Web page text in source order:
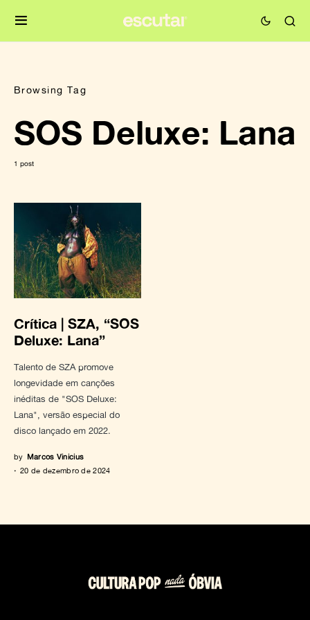
Browsing Tag
SOS Deluxe: Lana
1 post
Crítica | SZA, “SOS
Deluxe: Lana”
Talento de SZA promove
longevidade em canções
inéditas de "SOS Deluxe:
Lana", versão especial do
disco lançado em 2022.
by Marcos Vinicius
20 de dezembro de 2024